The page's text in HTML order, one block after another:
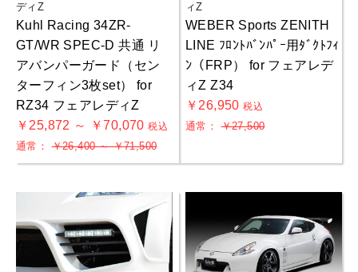
ディZ
Kuhl Racing 34ZR-
GT/WR SPEC-D 共通 リ
アバンパーガード（セン
ターフィン3枚set） for
RZ34 フェアレディZ
￥25,872 ～ ￥70,070税込
通常：￥26,400 ～ ￥71,500
ィZ
WEBER Sports ZENITH
LINE ﾌﾛﾝﾄﾊﾞﾝﾊﾟｰ用ﾀﾞｸﾄﾌｨ
ﾝ（FRP） for フェアレデ
ィZ Z34
￥26,950税込
通常：￥27,500